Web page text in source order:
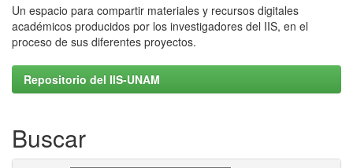
Un espacio para compartir materiales y recursos digitales
académicos producidos por los investigadores del IIS, en el
proceso de sus diferentes proyectos.
Repositorio del IIS-UNAM
Buscar